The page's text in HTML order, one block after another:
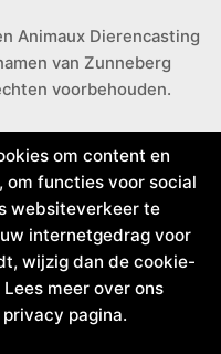
Animaux Dierencasting
van Zunneberg
voorbehouden.
om content en
om functies voor social
websiteverkeer te
internetgedrag voor
wijzig dan de cookie-
meer over ons
pagina.